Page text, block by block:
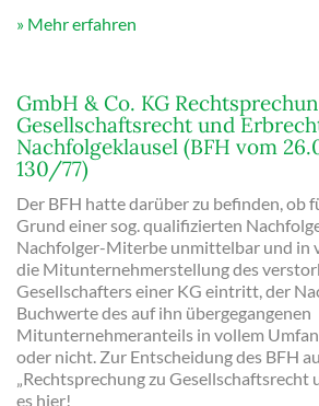
Mehr erfahren
GmbH & Co. KG
Gesellschaftsrecht und
Nachfolgeklausel (BFH vom
130/77)
Der BFH hatte darüber zu befinden, ob
Grund einer sog. qualifizierten
Nachfolger-Miterbe unmittelbar und in
die Mitunternehmerstellung des
Gesellschafters einer KG eintritt, der
Buchwerte des auf ihn übergegangenen
Mitunternehmeranteils in vollem
oder nicht. Zur Entscheidung des BFH
„Rechtsprechung zu Gesellschaftsrecht
es hier!